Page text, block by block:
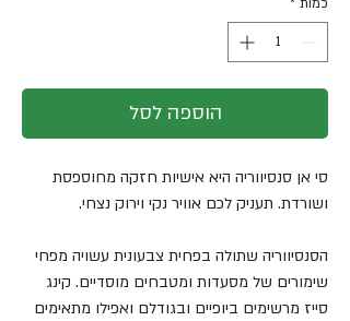
הוספה לסל
סי אן סנסיווריה היא אישיות חזקה מחוספסת
ושורדת. תעניק לכם אוויר נקי וירוק נצחי.